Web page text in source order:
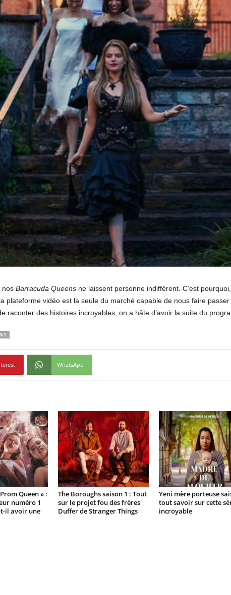
nos Barracuda Queensne laissent personne indifférent. C’est
plateforme vidéo est la seule du marché capable de nous faire
raconter des histoires incroyables, on a hâte d’avoir la suite du
1
WhatsApp
Queen » :
numéro 1
il avoir une
The Boroughs saison 1 : Tout
sur le projet fou des frères
Duffer de Stranger Things
Yeni mère porteuse
tout savoir sur cette
incroyable